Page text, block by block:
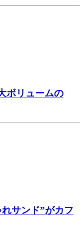
ボリュームの
れサンド”がカフ